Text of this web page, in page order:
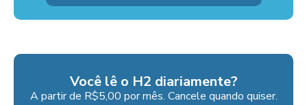
Você lê o H2 diariamente?
A partir de R$5,00 por mês. Cancele quando quiser.